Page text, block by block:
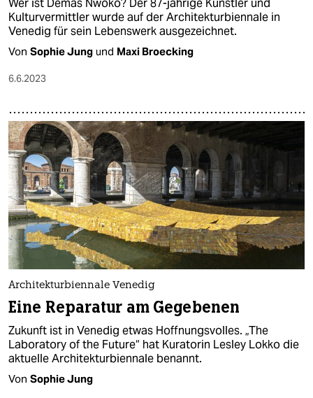
Kulturvermittler wurde auf der Architekturbiennale in
Venedig für sein Lebenswerk ausgezeichnet.
Von Sophie Jung und Maxi Broecking
6.6.2023
Architekturbiennale Venedig
Eine Reparatur am Gegebenen
Zukunft ist in Venedig etwas Hoffnungsvolles. „The
Laboratory of the Future“ hat Kuratorin Lesley Lokko die
aktuelle Architekturbiennale benannt.
Von Sophie Jung